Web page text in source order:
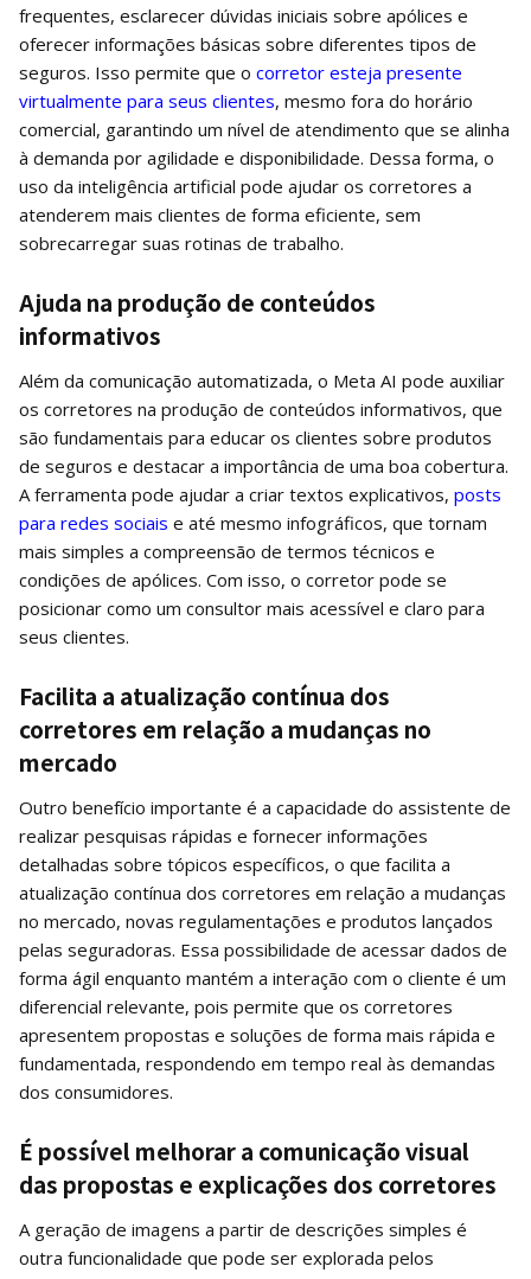
frequentes, esclarecer dúvidas iniciais sobre apólices e
oferecer informações básicas sobre diferentes tipos de
seguros. Isso permite que o corretor esteja presente
virtualmente para seus clientes, mesmo fora do horário
comercial, garantindo um nível de atendimento que se alinha
à demanda por agilidade e disponibilidade. Dessa forma, o
uso da inteligência artificial pode ajudar os corretores a
atenderem mais clientes de forma eficiente, sem
sobrecarregar suas rotinas de trabalho.
Ajuda na produção de conteúdos
informativos
Além da comunicação automatizada, o Meta AI pode auxiliar
os corretores na produção de conteúdos informativos, que
são fundamentais para educar os clientes sobre produtos
de seguros e destacar a importância de uma boa cobertura.
A ferramenta pode ajudar a criar textos explicativos, posts
para redes sociais e até mesmo infográficos, que tornam
mais simples a compreensão de termos técnicos e
condições de apólices. Com isso, o corretor pode se
posicionar como um consultor mais acessível e claro para
seus clientes.
Facilita a atualização contínua dos
corretores em relação a mudanças no
mercado
Outro benefício importante é a capacidade do assistente de
realizar pesquisas rápidas e fornecer informações
detalhadas sobre tópicos específicos, o que facilita a
atualização contínua dos corretores em relação a mudanças
no mercado, novas regulamentações e produtos lançados
pelas seguradoras. Essa possibilidade de acessar dados de
forma ágil enquanto mantém a interação com o cliente é um
diferencial relevante, pois permite que os corretores
apresentem propostas e soluções de forma mais rápida e
fundamentada, respondendo em tempo real às demandas
dos consumidores.
É possível melhorar a comunicação visual
das propostas e explicações dos corretores
A geração de imagens a partir de descrições simples é
outra funcionalidade que pode ser explorada pelos